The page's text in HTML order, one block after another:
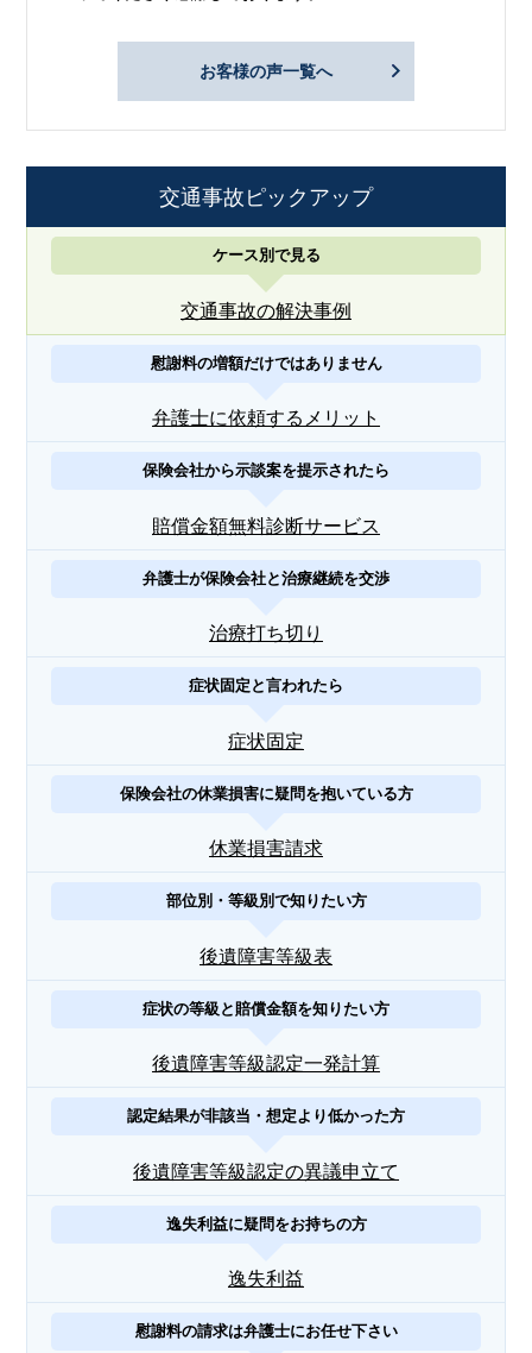
お客様の声一覧へ
交通事故ピックアップ
ケース別で見る
交通事故の解決事例
慰謝料の増額だけではありません
弁護士に依頼するメリット
保険会社から示談案を提示されたら
賠償金額無料診断サービス
弁護士が保険会社と治療継続を交渉
治療打ち切り
症状固定と言われたら
症状固定
保険会社の休業損害に疑問を抱いている方
休業損害請求
部位別・等級別で知りたい方
後遺障害等級表
症状の等級と賠償金額を知りたい方
後遺障害等級認定一発計算
認定結果が非該当・想定より低かった方
後遺障害等級認定の異議申立て
逸失利益に疑問をお持ちの方
逸失利益
慰謝料の請求は弁護士にお任せ下さい